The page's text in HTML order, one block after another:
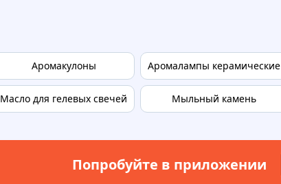
Аромакулоны
Масло для гелевых свечей
Аромалампы керамические
Мыльный камень
Попробуйте в приложении